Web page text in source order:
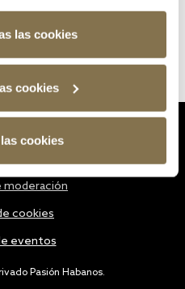
las cookies
cookies
cookies
Pasión Habanos.
moderación
cookies
eventos